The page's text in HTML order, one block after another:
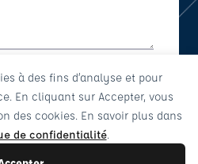
à des fins d’analyse et pour
En cliquant sur Accepter, vous
des cookies. En savoir plus dans
de confidentialité.